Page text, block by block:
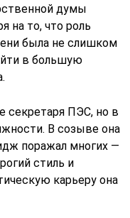
думы
на то, что роль
была не слишком
в большую
секретаря ПЭС, но в
В созыве она
поражал многих ―
стиль и
карьеру она